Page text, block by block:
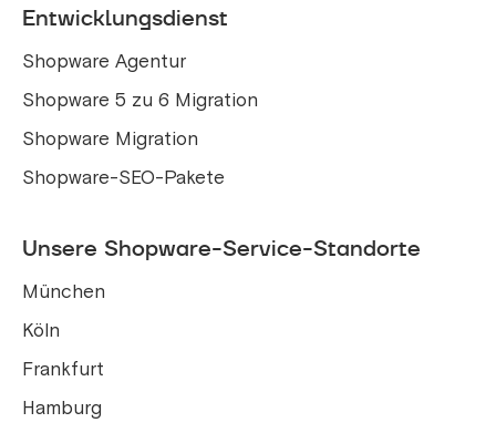
Entwicklungsdienst
Shopware Agentur
Shopware 5 zu 6 Migration
Shopware Migration
Shopware-SEO-Pakete
Unsere Shopware-Service-Standorte
München
Köln
Frankfurt
Hamburg